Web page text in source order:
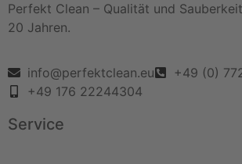
Perfekt Clean – Qualität und
20 Jahren.
info@perfektclean.eu
+49 (0)
+49 176 22244304
Service